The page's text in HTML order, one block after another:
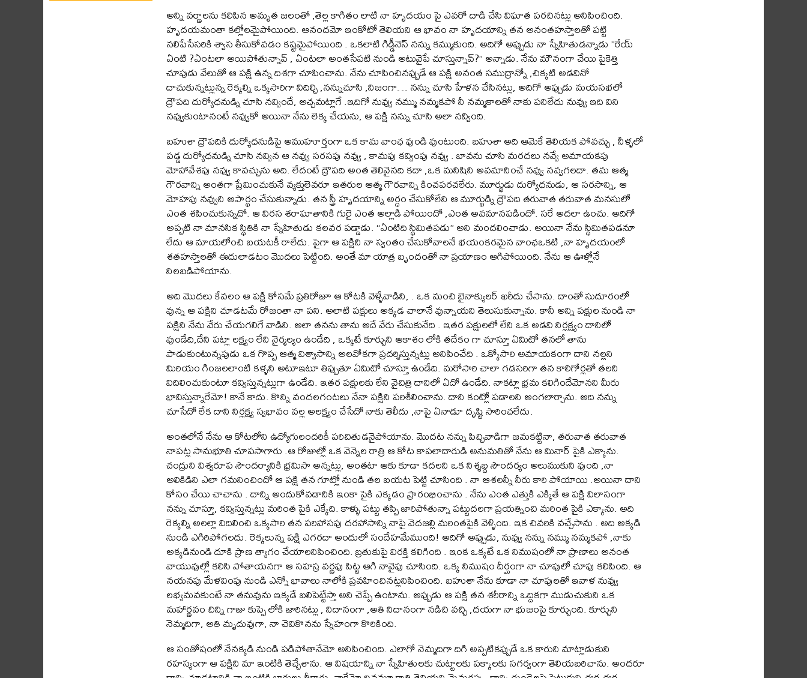
అన్ని వర్ణాలను కలిపిన అమృత జలంతో ,తెల్ల కాగితం లాటి నా హృదయం పై ఎవరో దాడి చేసి విఘాత పరచినట్లు అనిపించింది.
హృదయమంతా కల్లోలమైపోయింది. ఆనందమో ఇంకోటో తెలియని ఆ భావం నా హృదయాన్ని తన అనంతహస్తాలతో పట్టి
నలిపేసేసరికి శ్వాస తీసుకోవడం కష్టమైపోయింది . ఒకలాటి గిడ్డీనెస్ నన్ను కమ్ముకుంది. అదిగో అప్పుడు నా స్నేహితుడన్నాడు ”రేయ్
ఏంటి ?ఏంటలా అయిపోతున్నావ్ , ఏంటలా అంతసేపటి నుండి అటువైపే చూస్తున్నావ్?” అన్నాడు. నేను మౌనంగా చేయి పైకెత్తి
చూపుడు వేలుతో ఆ పక్షి ఉన్న దిశగా చూపించాను. నేను చూపించినప్పుడే ఆ పక్షి అనంత సముద్రాన్నో ,చిక్కటి అడవినో
దాచుకున్నట్లున్న రెక్కల్ని ఒక్కసారిగా విదిల్చి ,నన్నుచూసి ,నిజంగా… నన్ను చూసి హేళన చేసినట్లు, అదిగో అప్పుడు మయసభలో
ద్రౌపది దుర్యోధనుడ్ని చూసి నవ్విందే, అచ్చమట్లాగే .ఇదిగో నువ్వు నమ్ము నమ్మకపో నీ నమ్మకాలతో నాకు పనిలేదు నువ్వు ఇది విని
నవ్వుకుంటానంటే నవ్వుకో అయినా నేను లెక్క చేయను, ఆ పక్షి నన్ను చూసి అలా నవ్వింది.
బహుశా ద్రౌపదికి దుర్యోధనుడిపై అముహూర్తంగా ఒక కామ వాంఛ వుండి వుంటుంది. బహుశా అది ఆమెకే తెలియక పోవచ్చు , నీళ్ళలో
పడ్డ దుర్యోధనుడ్ని చూసి నవ్విన ఆ నవ్వు సరసపు నవ్వు , కామపు కవ్వింపు నవ్వు . బావను చూసి మరదలు నవ్వే అమాయకపు
మోహావేశపు నవ్వు కావచ్చును అది. లేదంటే ద్రౌపది అంత తెలివైనది కదా ,ఒక మనిషిని అవమానించే నవ్వు నవ్వగలదా. తమ ఆత్మ
గౌరవాన్ని అంతగా ప్రేమించుకునే వ్యక్తులెవరూ ఇతరుల ఆత్మ గౌరవాన్ని కించపరచలేరు. మూర్ఖుడు దుర్యోధనుడు, ఆ సరసాన్ని, ఆ
మోహపు నవ్వుని అపార్థం చేసుకున్నాడు. తన స్త్రీ హృదయాన్ని అర్ధం చేసుకోలేని ఆ మూర్ఖుడ్ని ద్రౌపది తరువాత తరువాత మనసులో
ఎంత శపించుకున్నదో. ఆ విరస శరాఘాతానికి గురై ఎంత అల్లాడి పోయిందో ,ఎంత అవమానపడిందో. సరే అదలా ఉంచు. అదిగో
అప్పటి నా మానసిక స్థితికి నా స్నేహితుడు కలవర పడ్డాడు. “ఏంటిది స్థిమితపడు” అని మందలించాడు. అయినా నేను స్థిమితపడనూ
లేదు ఆ మాయలోంచి బయటకీ రాలేదు. పైగా ఆ పక్షిని నా స్వంతం చేసుకోవాలనే భయంకరమైన వాంఛఒకటి ,నా హృదయంలో
శతహస్తాలతో ఈదులాడటం మొదలు పెట్టింది. అంతే మా యాత్ర బృందంతో నా ప్రయాణం ఆగిపోయింది. నేను ఆ ఊళ్లోనే
నిలబడిపోయాను.
అది మొదలు కేవలం ఆ పక్షి కోసమే ప్రతిరోజూ ఆ కోటకి వెళ్ళేవాడిని, . ఒక మంచి బైనాక్యులర్ ఖరీదు చేసాను. దాంతో సుదూరంలో
వున్న ఆ పక్షిని చూడటమే రోజంతా నా పని. అలాటి పక్షులు అక్కడ చాలానే వున్నాయని తెలుసుకున్నాను. కానీ అన్ని పక్షుల నుండి నా
పక్షిని నేను వేరు చేయగలిగే వాడిని. అలా తనను తాను అదే వేరు చేసుకునేది . ఇతర పక్షులలో లేని ఒక అడవి నిర్లక్ష్యం దానిలో
వుండేది,దేని పట్లా లక్ష్యం లేని నైర్మల్యం ఉండేది , ఒక్కటే కూర్చుని ఆకాశం లోకి తదేకం గా చూస్తూ ఏమిటో తనలో తాను
పాడుకుంటున్నపుడు ఒక గొప్ప ఆత్మ విశ్వాసాన్ని అలవోకగా ప్రదర్శిస్తున్నట్లు అనిపించేది . ఒక్కోసారి అమాయకంగా దాని నల్లని
మిరియం గింజలలాంటి కళ్ళని అటూఇటూ తిప్పుతూ ఏమిటో చూస్తూ ఉండేది. మరోసారి చాలా గడసరిగా తన కాలిగోర్లతో తలని
విదిలించుకుంటూ కవ్విస్తున్నట్లుగా ఉండేది. ఇతర పక్షులకు లేని వైచిత్రి దానిలో ఏదో ఉండేది. నాకట్లా భ్రమ కలిగిందేమోనని మీరు
భావిస్తున్నారేమో! కానే కాదు. కొన్ని వందలగంటలు నేనా పక్షిని పరిశీలించాను. దాని కంట్లో పడాలని అంగలార్చాను. అది నన్ను
చూసేదో లేక దాని నిర్లక్ష్య స్వభావం వల్ల అలక్ష్యం చేసేదో నాకు తెలీదు ,నాపై ఏనాడూ దృష్టి సారించలేదు.
అంతలోనే నేను ఆ కోటలోని ఉద్యోగులందరికీ పరిచితుడనైపోయాను. మొదట నన్ను పిచ్చివాడిగా జమకట్టినా, తరువాత తరువాత
నాపట్ల సానుభూతి చూపసాగారు .ఆ రోజుల్లో ఒక వెన్నెల రాత్రి ఆ కోట కాపలాదారుడి అనుమతితో నేను ఆ మినార్ పైకి ఎక్కాను.
చంద్రుని విశ్వరూప సౌందర్యానికి భ్రమిసా అన్నట్లు, అంతటా ఆకు కూడా కదలని ఒక నిశ్శబ్ద సౌందర్యం అలుముకుని వుంది ,నా
అలికిడిని ఎలా గమనించిందో ఆ పక్షి తన గూట్లో నుండి తల బయట పెట్టి చూసింది . నా ఆశలన్నీ నీరు కారి పోయాయి .అయినా దాని
కోసం చేయి చాచాను . దాన్ని అందుకోవడానికి ఇంకా పైకి ఎక్కడం ప్రారంభించాను . నేను ఎంత ఎత్తుకి ఎక్కితే ఆ పక్షి విలాసంగా
నన్ను చూస్తూ, కవ్విస్తున్నట్లు మరింత పైకి ఎక్కేది. కాళ్ళు పట్టు తప్పి జారిపోతున్నా పట్టుదలగా ప్రయత్నించి మరింత పైకి ఎక్కాను. అది
రెక్కల్ని అలల్లా విదిలించి ఒక్కసారి తన పరిహాసపు దరహాసాన్ని నాపై వెదజల్లి మరింతపైకి వెళ్ళింది. ఇక చివరికి వచ్చేసాను . అది అక్కడి
నుండి ఎగిరిపోగలదు. రెక్కలున్న పక్షి ఎగరదా అందులో సందేహమేముంది! అదిగో అప్పుడు, నువ్వు నన్ను నమ్ము నమ్మకపో ,నాకు
అక్కడినుండి దూకి ప్రాణ త్యాగం చేయాలనిపించింది. బ్రతుకుపై విరక్తి కలిగింది . ఇంక ఒక్కటే ఒక నిముషంలో నా ప్రాణాలు అనంత
వాయువుల్లో కలిసి పోతాయనగా ఆ సహస్ర వర్ణపు పిట్ట ఆగి నావైపు చూసింది. ఒక్క నిముషం దీర్ఘంగా నా చూపులో చూపు కలిపింది. ఆ
నయనపు మేళవింపు నుండి ఎన్నో భావాలు నాలోకి ప్రవహించినట్లనిపించింది. బహుశా నేను కూడా నా చూపులతో ఇవాళ నువ్వు
లభ్యమవకుంటే నా తనువును ఇక్కడే బలిపెట్టేస్తా అని చెప్పే ఉంటాను. అప్పుడు ఆ పక్షి తన శరీరాన్ని ఒద్దికగా ముడుచుకుని ఒక
మహార్ణవం చిన్ని గాజు కుప్పె లోకి జారినట్లు , నిదానంగా ,అతి నిదానంగా నడిచి వచ్చి ,దయగా నా భుజంపై కూర్చుంది. కూర్చుని
నెమ్మదిగా, అతి మృదువుగా, నా చెవికొనను స్నేహంగా కొరికింది.
ఆ సంతోషంలో నేనక్కడి నుండి పడిపోతానేమో అనిపించింది. ఎలాగో నెమ్మదిగా దిగి అప్పటికప్పుడే ఒక కారుని మాట్లాడుకుని
రహస్యంగా ఆ పక్షిని మా ఇంటికి తెచ్చేశాను. ఆ విషయాన్ని నా స్నేహితులకు చుట్టాలకు పక్కాలకు సగర్వంగా తెలియబరిచాను. అందరూ